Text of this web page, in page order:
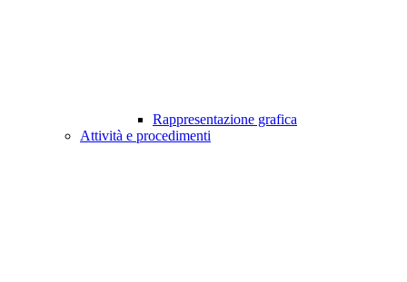
Rappresentazione grafica
Attività e procedimenti